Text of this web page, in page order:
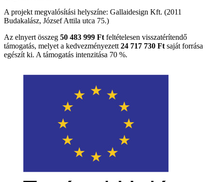
A projekt megvalósítási helyszíne: Gallaidesign Kft. (2011
Budakalász, József Attila utca 75.)
Az elnyert összeg 50 483 999 Ft feltételesen visszatérítendő
támogatás, melyet a kedvezményezett 24 717 730 Ft saját forrása
egészít ki. A támogatás intenzitása 70 %.